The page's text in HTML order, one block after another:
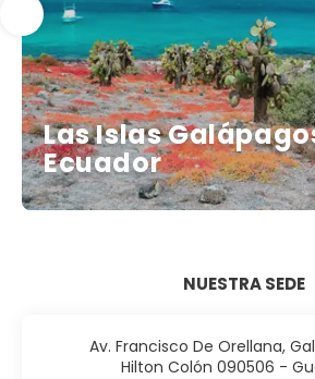
Las Islas
Ecuador
NUESTRA SEDE
Av. Francisco De Orellana,
Hilton Colón 090506 -